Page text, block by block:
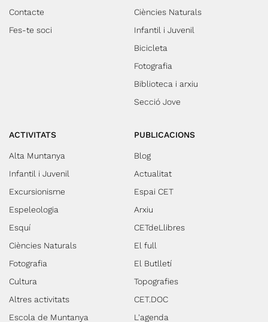
Contacte
Fes-te soci
Ciències Naturals
Infantil i Juvenil
Bicicleta
Fotografia
Biblioteca i arxiu
Secció Jove
ACTIVITATS
Alta Muntanya
Infantil i Juvenil
Excursionisme
Espeleologia
Esquí
Ciències Naturals
Fotografia
Cultura
Altres activitats
Escola de Muntanya
PUBLICACIONS
Blog
Actualitat
Espai CET
Arxiu
CETdeLlibres
El full
El Butlletí
Topografies
CET.DOC
L'agenda